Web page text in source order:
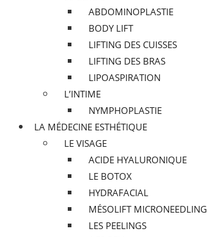
ABDOMINOPLASTIE
BODY LIFT
LIFTING DES CUISSES
LIFTING DES BRAS
LIPOASPIRATION
L’INTIME
NYMPHOPLASTIE
LA MÉDECINE ESTHÉTIQUE
LE VISAGE
ACIDE HYALURONIQUE
LE BOTOX
HYDRAFACIAL
MÉSOLIFT MICRONEEDLING
LES PEELINGS